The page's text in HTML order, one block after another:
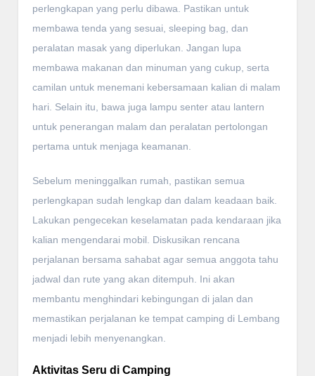
perlengkapan yang perlu dibawa. Pastikan untuk
membawa tenda yang sesuai, sleeping bag, dan
peralatan masak yang diperlukan. Jangan lupa
membawa makanan dan minuman yang cukup, serta
camilan untuk menemani kebersamaan kalian di malam
hari. Selain itu, bawa juga lampu senter atau lantern
untuk penerangan malam dan peralatan pertolongan
pertama untuk menjaga keamanan.
Sebelum meninggalkan rumah, pastikan semua
perlengkapan sudah lengkap dan dalam keadaan baik.
Lakukan pengecekan keselamatan pada kendaraan jika
kalian mengendarai mobil. Diskusikan rencana
perjalanan bersama sahabat agar semua anggota tahu
jadwal dan rute yang akan ditempuh. Ini akan
membantu menghindari kebingungan di jalan dan
memastikan perjalanan ke tempat camping di Lembang
menjadi lebih menyenangkan.
Aktivitas Seru di Camping